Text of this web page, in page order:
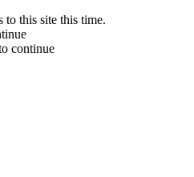
to this site this time.
continue